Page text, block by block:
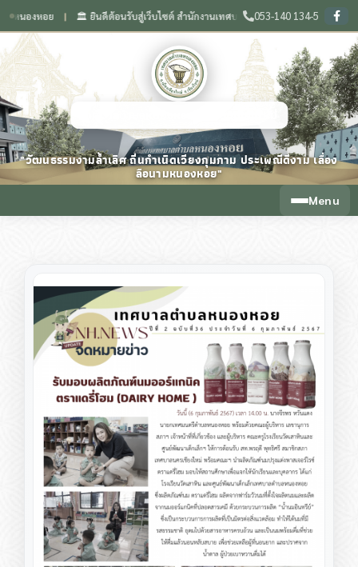
อย ❙ 🏛️ ยินดีต้อนรับสู่เว็บไซต์ สำนักงานเทศบาลตำบลหนองหอย จังหวัดเชียงใหม่
053-140 134-5
"วัฒนธรรมงามล้ำเลิศ ถิ่นกำเนิดเวียงกุมกาม ประเพณีดีงาม เลื่อง
ลือนามหนองหอย"
Menu